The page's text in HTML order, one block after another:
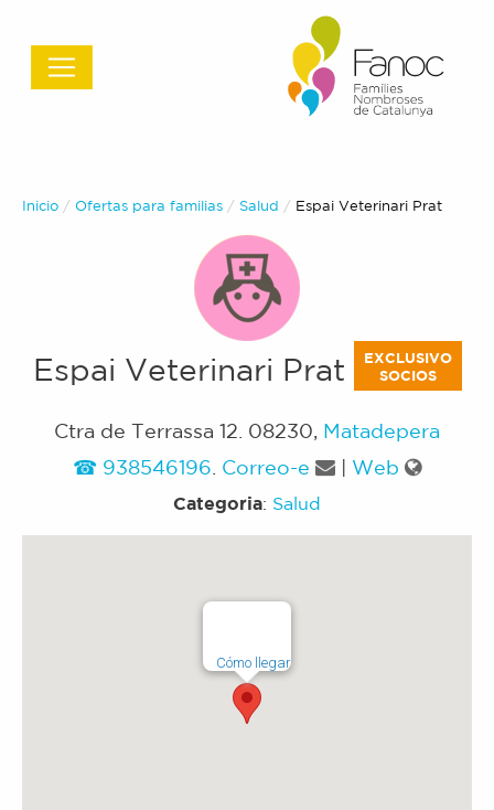
Inicio Ofertas para familias Salud Actual:
Espai Veterinari Prat
Espai Veterinari Prat
EXCLUSIVO
SOCIOS
Ctra de Terrassa 12 08230 Matadepera
938546196 Correo-e | Web
Categoria: Salud
Cómo llegar